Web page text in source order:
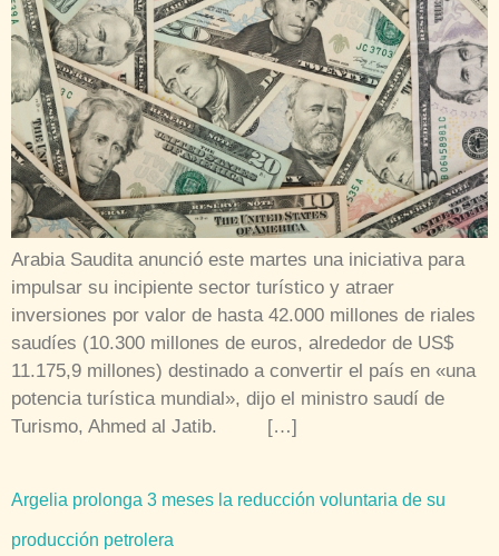
Arabia Saudita anunció este martes una iniciativa para
impulsar su incipiente sector turístico y atraer
inversiones por valor de hasta 42.000 millones de riales
saudíes (10.300 millones de euros, alrededor de US$
11.175,9 millones) destinado a convertir el país en «una
potencia turística mundial», dijo el ministro saudí de
Turismo, Ahmed al Jatib. […]
Argelia prolonga 3 meses la reducción voluntaria de su
producción petrolera